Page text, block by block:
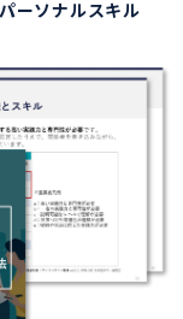
ーソナルスキル